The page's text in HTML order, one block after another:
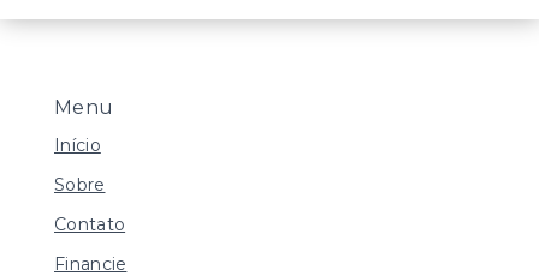
Menu
Início
Sobre
Contato
Financie